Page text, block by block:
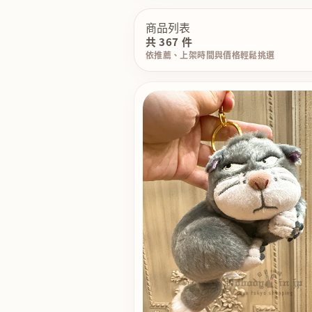
商品列表
共 367 件
依推薦、上架時間與價格輕鬆挑選